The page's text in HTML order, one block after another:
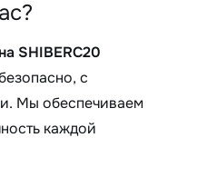
SHIBERC20
с
Мы обеспечиваем
каждой